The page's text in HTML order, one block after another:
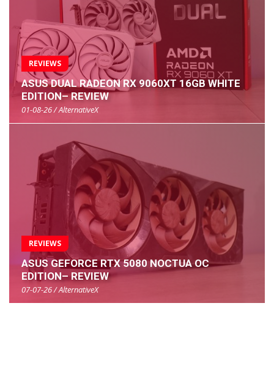
REVIEWS
ASUS DUAL RADEON RX 9060XT 16GB WHITE
EDITION– REVIEW
01-08-26 / AlternativeX
REVIEWS
ASUS GEFORCE RTX 5080 NOCTUA OC
EDITION– REVIEW
07-07-26 / AlternativeX